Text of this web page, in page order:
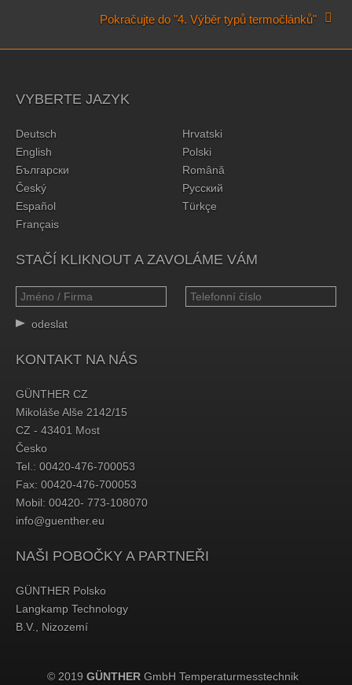
Pokračujte do "4. Výběr typů termočlánků"
VYBERTE JAZYK
Deutsch
English
Български
Český
Español
Français
Hrvatski
Polski
Română
Русский
Türkçe
STAČÍ KLIKNOUT A ZAVOLÁME VÁM
odeslat
KONTAKT NA NÁS
GÜNTHER CZ
Mikoláše Alše 2142/15
CZ - 43401 Most
Česko
Tel.: 00420-476-700053
Fax: 00420-476-700053
Mobil: 00420- 773-108070
info@guenther.eu
NAŠI POBOČKY A PARTNEŘI
GÜNTHER Polsko
Langkamp Technology
B.V., Nizozemí
© 2019 GÜNTHER GmbH Temperaturmesstechnik